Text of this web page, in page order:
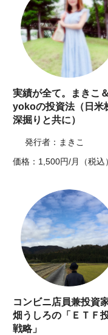
実績が全て。まきこ＆
yokoの投資法（日米
深掘りと共に）
発行者：まきこ
価格：1,500円/月（税込
コンビニ店員兼投資
畑うしろの「ＥＴＦ
戦略」